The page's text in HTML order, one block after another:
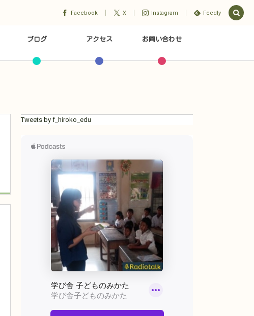
Facebook X Instagram Feedly
ブログ アクセス お問い合わせ
Tweets by f_hiroko_edu